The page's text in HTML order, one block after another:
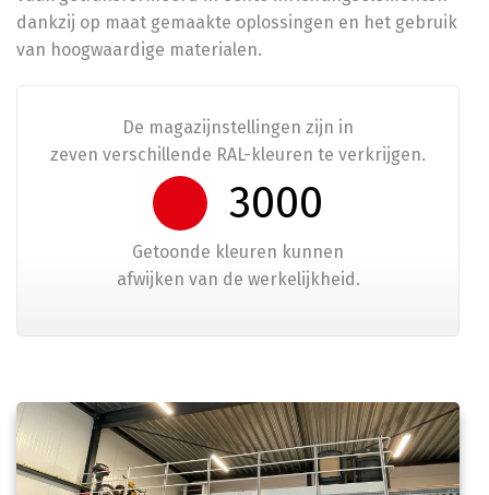
dankzij op maat gemaakte oplossingen en het gebruik
van hoogwaardige materialen.
De magazijnstellingen zijn in
zeven verschillende RAL-kleuren te verkrijgen.
5003
Getoonde kleuren kunnen
afwijken van de werkelijkheid.